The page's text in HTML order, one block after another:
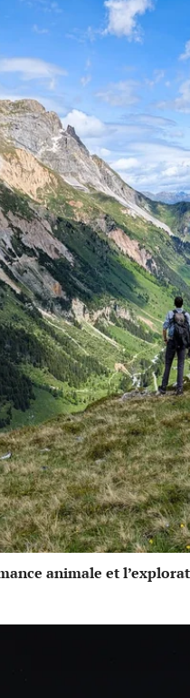
animale et